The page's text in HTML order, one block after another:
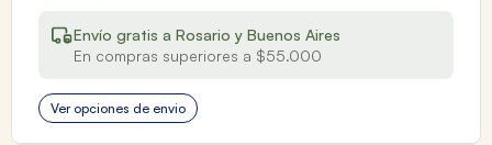
Envío gratis a Rosario y Buenos Aires
En compras superiores a $55.000
Ver opciones de envio